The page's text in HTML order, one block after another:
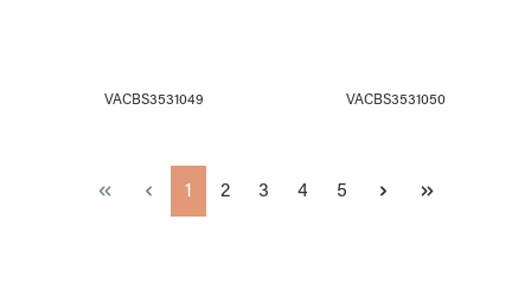
VACBS3531049 VACBS3531050
Seite
1 Seite
2 Seite
3 Seite
4 Seite
5